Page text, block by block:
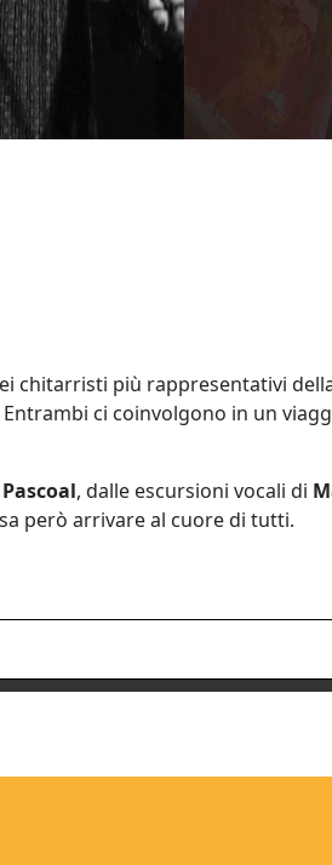
chitarristi più rappresentativi
Entrambi ci coinvolgono in un
, dalle escursioni vocali di
però arrivare al cuore di tutti.